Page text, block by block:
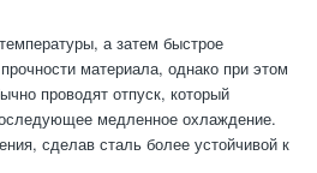
а затем быстрое
материала, однако при этом
проводят отпуск, который
медленное охлаждение.
сделав сталь более устойчивой к